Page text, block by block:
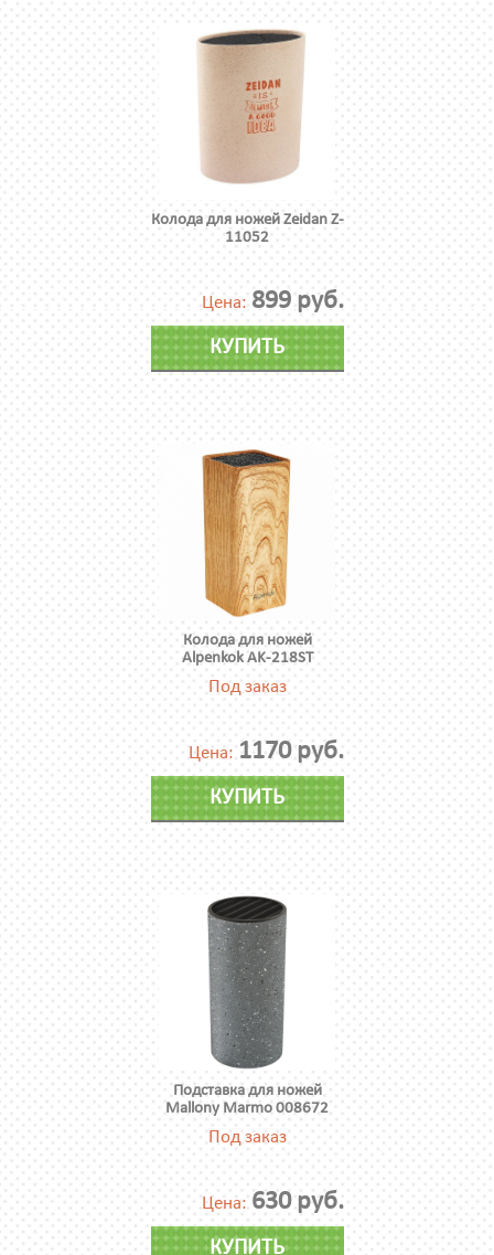
Колода для ножей Zeidan Z-
11052
Цена: 899 руб.
КУПИТЬ
Колода для ножей
Alpenkok AK-218ST
Под заказ
Цена: 1170 руб.
КУПИТЬ
Подставка для ножей
Mallony Marmo 008672
Под заказ
Цена: 630 руб.
КУПИТЬ